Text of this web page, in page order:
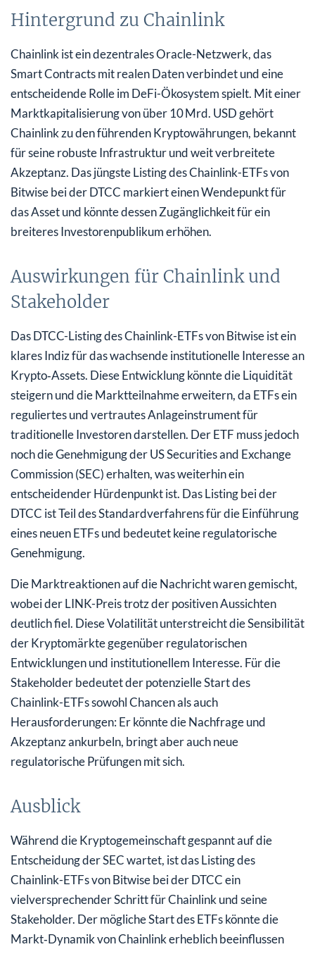
Hintergrund zu Chainlink
Chainlink ist ein dezentrales Oracle-Netzwerk, das
Smart Contracts mit realen Daten verbindet und eine
entscheidende Rolle im DeFi-Ökosystem spielt. Mit einer
Marktkapitalisierung von über 10 Mrd. USD gehört
Chainlink zu den führenden Kryptowährungen, bekannt
für seine robuste Infrastruktur und weit verbreitete
Akzeptanz. Das jüngste Listing des Chainlink-ETFs von
Bitwise bei der DTCC markiert einen Wendepunkt für
das Asset und könnte dessen Zugänglichkeit für ein
breiteres Investorenpublikum erhöhen.
Auswirkungen für Chainlink und
Stakeholder
Das DTCC-Listing des Chainlink-ETFs von Bitwise ist ein
klares Indiz für das wachsende institutionelle Interesse an
Krypto‑Assets. Diese Entwicklung könnte die Liquidität
steigern und die Marktteilnahme erweitern, da ETFs ein
reguliertes und vertrautes Anlageinstrument für
traditionelle Investoren darstellen. Der ETF muss jedoch
noch die Genehmigung der US Securities and Exchange
Commission (SEC) erhalten, was weiterhin ein
entscheidender Hürdenpunkt ist. Das Listing bei der
DTCC ist Teil des Standardverfahrens für die Einführung
eines neuen ETFs und bedeutet keine regulatorische
Genehmigung.
Die Marktreaktionen auf die Nachricht waren gemischt,
wobei der LINK-Preis trotz der positiven Aussichten
deutlich fiel. Diese Volatilität unterstreicht die Sensibilität
der Kryptomärkte gegenüber regulatorischen
Entwicklungen und institutionellem Interesse. Für die
Stakeholder bedeutet der potenzielle Start des
Chainlink-ETFs sowohl Chancen als auch
Herausforderungen: Er könnte die Nachfrage und
Akzeptanz ankurbeln, bringt aber auch neue
regulatorische Prüfungen mit sich.
Ausblick
Während die Kryptogemeinschaft gespannt auf die
Entscheidung der SEC wartet, ist das Listing des
Chainlink-ETFs von Bitwise bei der DTCC ein
vielversprechender Schritt für Chainlink und seine
Stakeholder. Der mögliche Start des ETFs könnte die
Markt‑Dynamik von Chainlink erheblich beeinflussen